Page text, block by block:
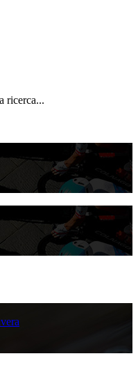
ricerca...